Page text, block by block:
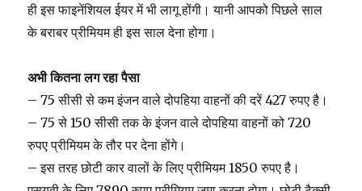
ही इस फाइनेंशियल ईयर में भी लागू होंगी। यानी आपको पिछले साल
के बराबर प्रीमियम ही इस साल देना होगा।
अभी कितना लग रहा पैसा
– 75 सीसी से कम इंजन वाले दोपहिया वाहनों की दरें 427 रुपए है।
– 75 से 150 सीसी तक के इंजन वाले दोपहिया वाहनों को 720
रुपए प्रीमियम के तौर पर देना होंगे।
– इस तरह छोटी कार वालों के लिए प्रीमियम 1850 रुपए है।